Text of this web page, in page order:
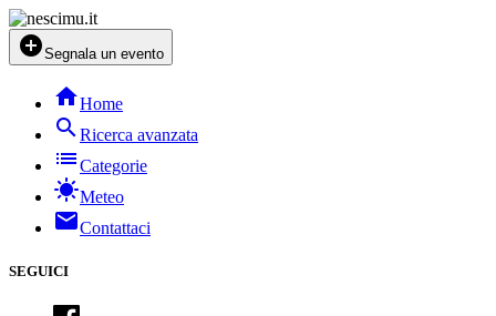
add_circleSegnala un evento
homeHome
searchRicerca avanzata
listCategorie
sunnyMeteo
mailContattaci
SEGUICI